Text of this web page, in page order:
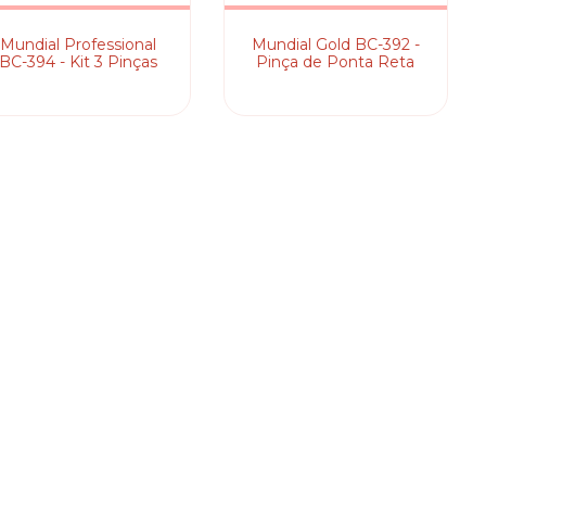
Mundial Professional
BC-394 - Kit 3 Pinças
Mundial Gold BC-392 -
Pinça de Ponta Reta